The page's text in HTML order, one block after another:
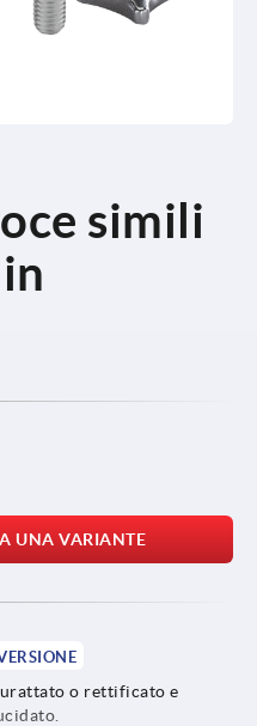
simili
UNA VARIANTE
o rettificato e